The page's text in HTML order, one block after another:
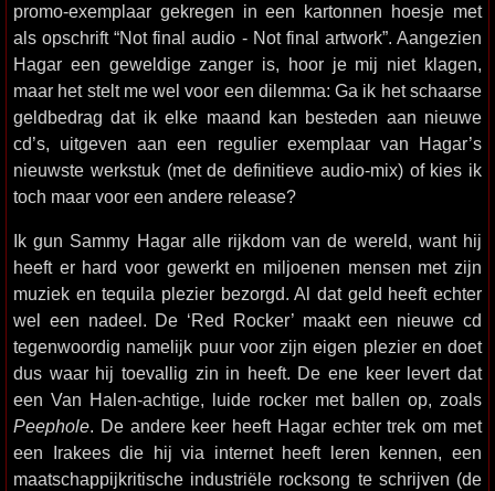
promo-exemplaar gekregen in een kartonnen hoesje met
als opschrift “Not final audio - Not final artwork”. Aangezien
Hagar een geweldige zanger is, hoor je mij niet klagen,
maar het stelt me wel voor een dilemma: Ga ik het schaarse
geldbedrag dat ik elke maand kan besteden aan nieuwe
cd’s, uitgeven aan een regulier exemplaar van Hagar’s
nieuwste werkstuk (met de definitieve audio-mix) of kies ik
toch maar voor een andere release?
Ik gun Sammy Hagar alle rijkdom van de wereld, want hij
heeft er hard voor gewerkt en miljoenen mensen met zijn
muziek en tequila plezier bezorgd. Al dat geld heeft echter
wel een nadeel. De ‘Red Rocker’ maakt een nieuwe cd
tegenwoordig namelijk puur voor zijn eigen plezier en doet
dus waar hij toevallig zin in heeft. De ene keer levert dat
een Van Halen-achtige, luide rocker met ballen op, zoals
Peephole. De andere keer heeft Hagar echter trek om met
een Irakees die hij via internet heeft leren kennen, een
maatschappijkritische industriёle rocksong te schrijven (de